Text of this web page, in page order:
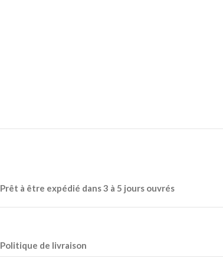
Prêt à être expédié dans 3 à 5 jours ouvrés
Politique de livraison